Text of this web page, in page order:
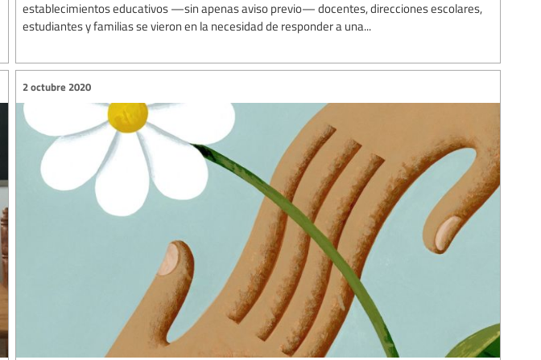
establecimientos educativos —sin apenas aviso previo— docentes, direcciones escolares,
estudiantes y familias se vieron en la necesidad de responder a una...
2 octubre 2020